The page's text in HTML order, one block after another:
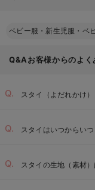
ベビー服・新生児服・ベ
Q&Aお客様からのよく
スタイ（よだれかけ
スタイはいつからいつ
スタイの生地（素材